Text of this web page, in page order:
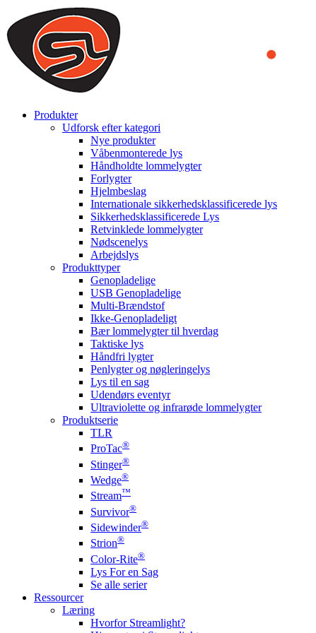
We use cookies to ensure that we provide you the best experience
you a better experience. To learn more or to find out how you can
ACCEPT AND CLOSE
Produkter
Udforsk efter kategori
Nye produkter
Våbenmonterede lys
Håndholdte lommelygter
Forlygter
Hjelmbeslag
Internationale sikkerhedsklassificerede lys
Sikkerhedsklassificerede Lys
Retvinklede lommelygter
Nødscenelys
Arbejdslys
Produkttyper
Genopladelige
USB Genopladelige
Multi-Brændstof
Ikke-Genopladeligt
Bær lommelygter til hverdag
Taktiske lys
Håndfri lygter
Penlygter og nøgleringelys
Lys til en sag
Udendørs eventyr
Ultraviolette og infrarøde lommelygter
Produktserie
TLR
ProTac®
Stinger®
Wedge®
Stream™
Survivor®
Sidewinder®
Strion®
Color-Rite®
Lys For en Sag
Se alle serier
Ressourcer
Læring
Hvorfor Streamlight?